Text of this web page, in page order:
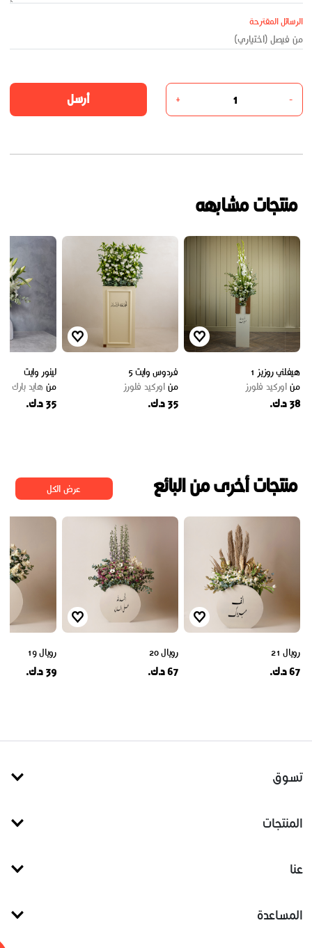
الرسائل المقترحة
-
+ أرسل
منتجات مشابهه
هيفلني روزيز 1
من اوركيد فلورز
38 د.ك.
فردوس وايت 5
من اوركيد فلورز
35 د.ك.
لينور وايت
من هايد بارك
35 د.ك.
منتجات أخرى من البائع عرض الكل
رويال 21
67 د.ك.
رويال 20
67 د.ك.
رويال 19
39 د.ك.
تسوق
المنتجات
عنا
المساعدة